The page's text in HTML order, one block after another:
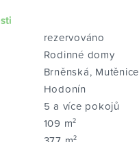
rezervováno
Rodinné domy
Brněnská, Mutěnice
Hodonín
5 a více pokojů
109 m²